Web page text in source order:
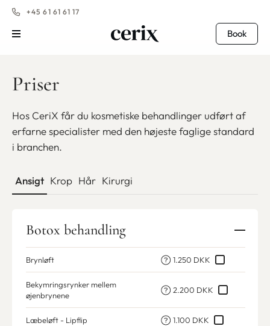
+45 61 61 61 17
Book
Priser
Hos CeriX får du kosmetiske behandlinger udført af
erfarne specialister med den højeste faglige standard
i branchen.
Ansigt Krop Hår Kirurgi
Botox behandling
Brynløft 1.250 DKK
Bekymringsrynker mellem
øjenbrynene
2.200 DKK
Læbeløft - Lipflip 1.100 DKK